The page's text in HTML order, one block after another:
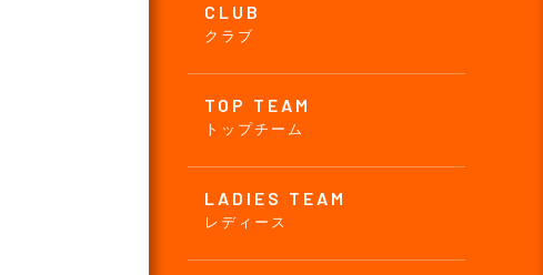
CLUB
クラブ
TOP TEAM
トップチーム
LADIES TEAM
レディース